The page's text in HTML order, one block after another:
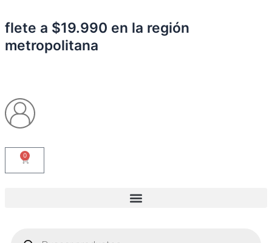
al
contenido
flete a $19.990 en la región
metropolitana
0 Carrito